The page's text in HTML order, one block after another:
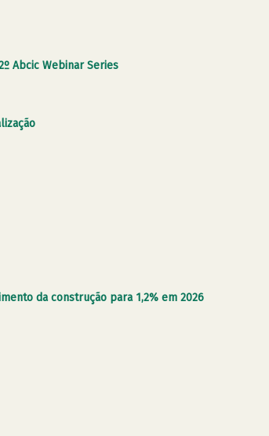
Abcic Webinar Series
da construção para 1,2% em 2026